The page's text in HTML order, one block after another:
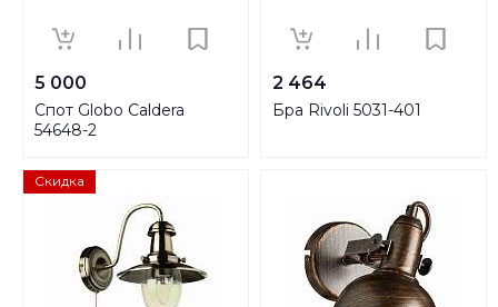
5 000
Спот Globo Caldera
54648-2
2 464
Бра Rivoli 5031-401
Скидка